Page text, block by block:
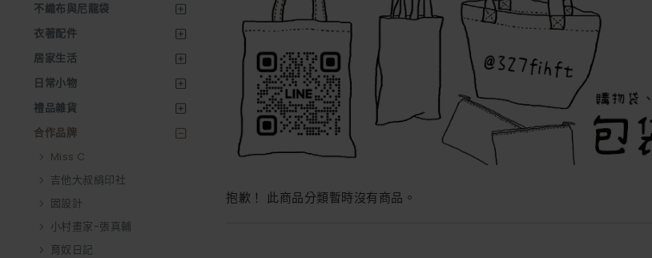
不織布與尼龍袋
衣著配件
居家生活
日常小物
禮品雜貨
合作品牌
Miss C
吉他大叔絹印社
囡設計
小村畫家-張真輔
育奴日記
抱歉！ 此商品分類暫時沒有商品。